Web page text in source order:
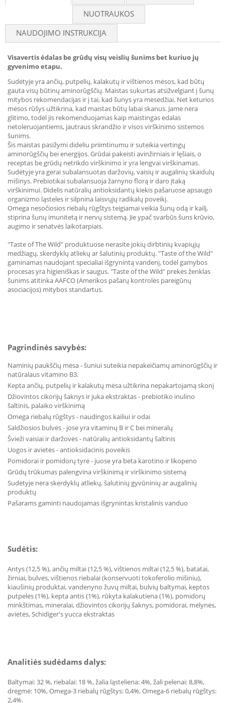
NUOTRAUKOS
NAUDOJIMO INSTRUKCIJA
Visavertis ėdalas be grūdų visų veislių šunims bet kuriuo jų
gyvenimo etapu.
Sudėtyje yra ančių, putpelių, kalakutų ir vištienos mėsos, kad būtų
gauta visų būtinų aminorūgščių. Maistas sukurtas atsižvelgiant į šunų
mitybos rekomendacijas ir į tai, kad šunys yra mėsėdžiai. Net keturios
mėsos rūšys užtikrina, kad maistas būtų labai skanus. Jame nėra
glitimo, todėl jis rekomenduojamas kaip maistingas ėdalas
netoleruojantiems, jautraus skrandžio ir visos virškinimo sistemos
šunims.
Šis maistas pasižymi dideliu priimtinumu ir suteikia vertingų
aminorūgščių bei energijos. Grūdai pakeisti avinžirniais ir lęšiais, o
receptas be grūdų netrikdo virškinimo ir yra lengvai virškinamas.
Sudėtyje yra gerai subalansuotas daržovių, vaisių ir augalinių skaidulų
mišinys. Prebiotikai subalansuoja žarnyno florą ir daro įtaką
virškinimui. Didelis natūralių antioksidantų kiekis pašaruose apsaugo
organizmo ląsteles ir silpnina laisvųjų radikalų poveikį.
Omega nesočiosios riebalų rūgštys teigiamai veikia šunų odą ir kailį,
stiprina šunų imunitetą ir nervų sistemą. Jie ypač svarbūs šuns krūvio,
augimo ir senatvės laikotarpiais.
"Taste of The Wild" produktuose nerasite jokių dirbtinių kvapiųjų
medžiagų, skerdyklų atliekų ar šalutinių produktų. "Taste of the Wild"
gaminamas naudojant specialiai išgrynintą vandenį, todėl gamybos
procesas yra higieniškas ir saugus. "Taste of the Wild" prekės ženklas
šunims atitinka AAFCO (Amerikos pašarų kontrolės pareigūnų
asociacijos) mitybos standartus.
Pagrindinės savybės:
Naminių paukščių mėsa - šuniui suteikia nepakeičiamų aminorūgščių ir
natūralaus vitamino B3.
Kepta ančių, putpelių ir kalakutų mėsa užtikrina nepakartojamą skonį
Džiovintos cikorijų šaknys ir juka ekstraktas - prebiotiko inulino
šaltinis, palaiko virškinimą
Omega riebalų rūgštys - naudingos kailiui ir odai
Saldžiosios bulvės - jose yra vitaminų B ir C bei mineralų
Švieži vaisiai ir daržovės - natūralių antioksidantų šaltinis
Uogos ir avietės - antioksidacinis poveikis
Pomidorai ir pomidorų tyrė - juose yra beta karotino ir likopeno
Grūdų trūkumas palengvina virškinimą ir virškinimo sistemą
Sudėtyje nėra skerdyklų atliekų, šalutinių gyvūninių ar augalinių
produktų
Pašarams gaminti naudojamas išgrynintas kristalinis vanduo
Sudėtis:
Antys (12,5 %), ančių miltai (12,5 %), vištienos miltai (12,5 %), batatai,
žirniai, bulvės, vištienos riebalai (konservuoti tokoferolio mišiniu),
kiaušinių produktai, vandenyno žuvų miltai, bulvių baltymai, keptos
putpelės (1%), kepta antis (1%), rūkyta kalakutiena (1%), pomidorų
minkštimas, mineralai, džiovintos cikorijų šaknys, pomidorai, mėlynės,
avietės, Schidiger's yucca ekstraktas
Analitiės sudėdams dalys:
Baltymai: 32 %, riebalai: 18 %, žalia ląsteliena: 4%, žali pelenai: 8,8%,
drėgmė: 10%, Omega-3 riebalų rūgštys: 0,4%, Omega-6 riebalų rūgštys:
2,4%.